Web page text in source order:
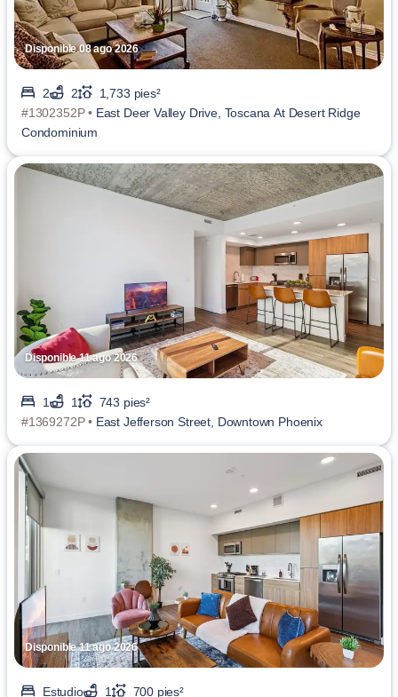
Disponible 08 ago 2026
2 2
1,733 pies²
#1302352P • East Deer Valley Drive, Toscana At Desert Ridge
Condominium
Disponible 11 ago 2026
1 1
743 pies²
#1369272P • East Jefferson Street, Downtown Phoenix
Disponible 11 ago 2026
Estudio 1
700 pies²